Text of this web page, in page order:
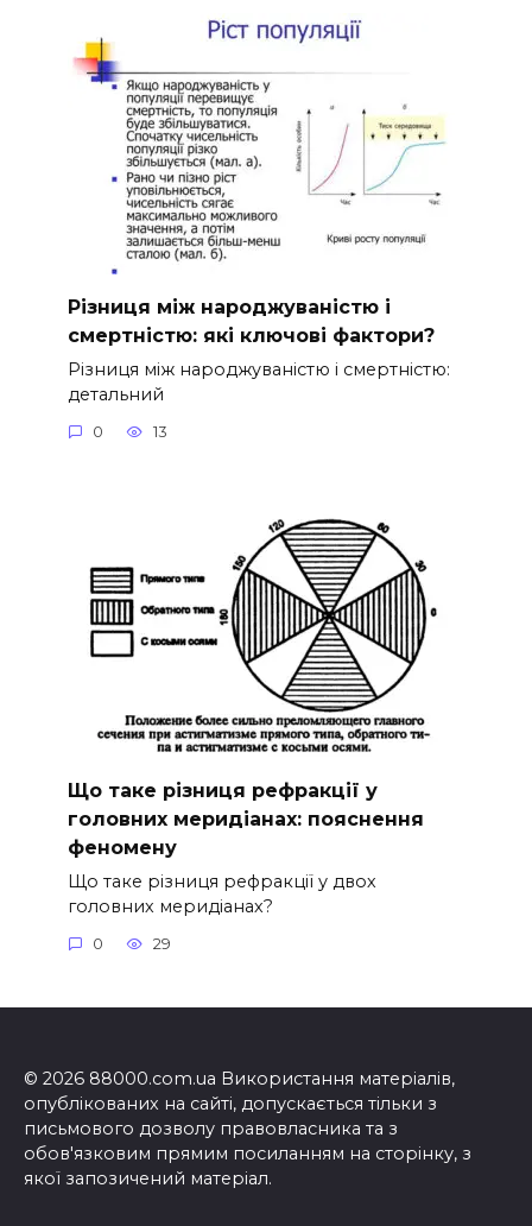
Різниця між народжуваністю і
смертністю: які ключові фактори?
Різниця між народжуваністю і смертністю:
детальний
0 13
Що таке різниця рефракції у
головних меридіанах: пояснення
феномену
Що таке різниця рефракції у двох
головних меридіанах?
0 29
© 2026 88000.com.ua Використання матеріалів,
опублікованих на сайті, допускається тільки з
письмового дозволу правовласника та з
обов'язковим прямим посиланням на сторінку, з
якої запозичений матеріал.